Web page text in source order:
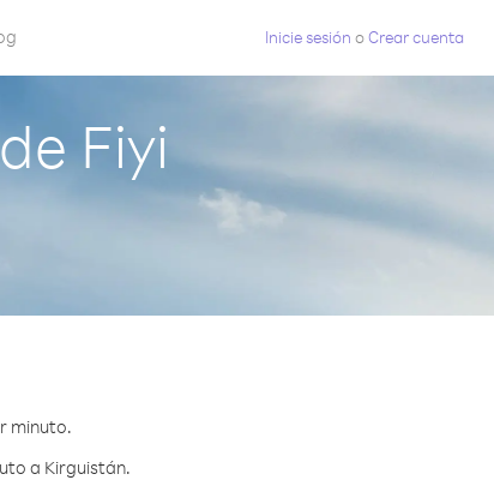
Inicie sesión oCrear cuenta
Fiyi
minuto.
a Kirguistán.